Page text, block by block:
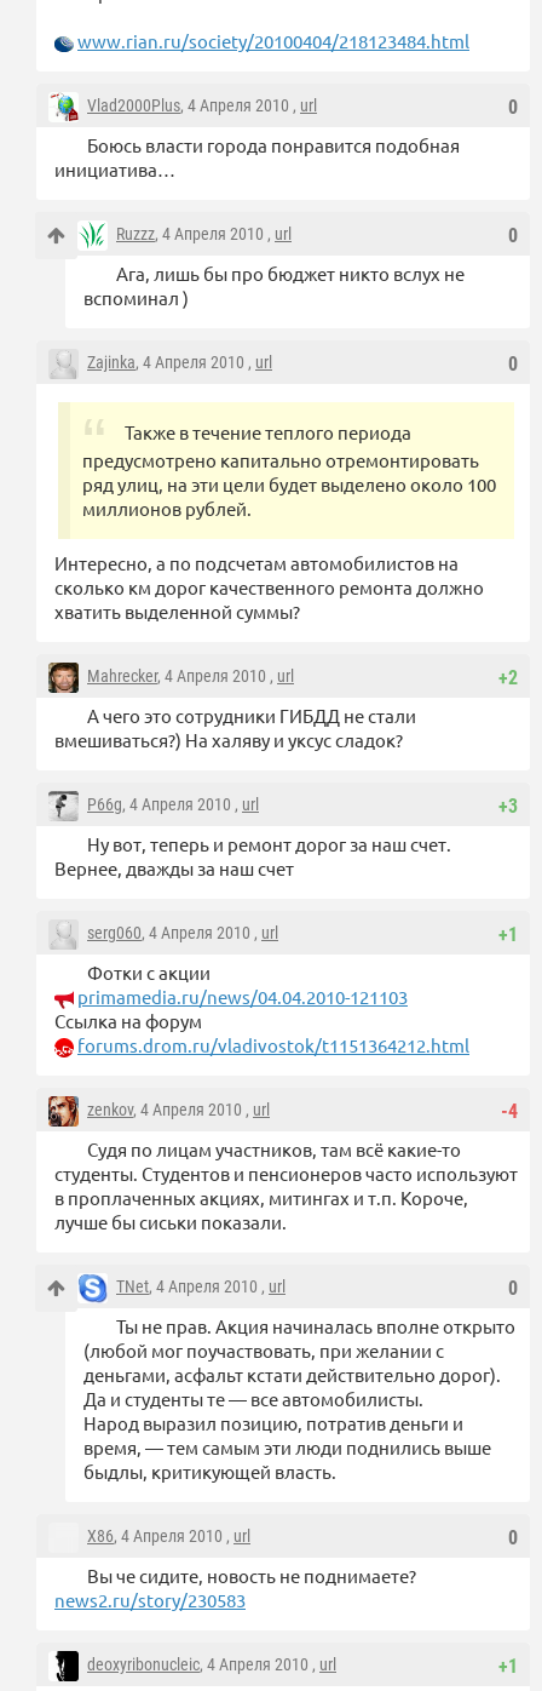
www.rian.ru/society/20100404/218123484.html
0
Vlad2000Plus, 4 Апреля 2010 , url
Боюсь власти города понравится подобная
инициатива…
0
Ruzzz, 4 Апреля 2010 , url
Ага, лишь бы про бюджет никто вслух не
вспоминал )
0
Zajinka, 4 Апреля 2010 , url
Также в течение теплого периода
предусмотрено капитально отремонтировать
ряд улиц, на эти цели будет выделено около 100
миллионов рублей.
Интересно, а по подсчетам автомобилистов на
сколько км дорог качественного ремонта должно
хватить выделенной суммы?
+2
Mahrecker, 4 Апреля 2010 , url
А чего это сотрудники ГИБДД не стали
вмешиваться?) На халяву и уксус сладок?
+3
P66g, 4 Апреля 2010 , url
Ну вот, теперь и ремонт дорог за наш счет.
Вернее, дважды за наш счет
+1
serg060, 4 Апреля 2010 , url
Фотки с акции
primamedia.ru/news/04.04.2010-121103
Ссылка на форум
forums.drom.ru/vladivostok/t1151364212.html
-4
zenkov, 4 Апреля 2010 , url
Судя по лицам участников, там всё какие-то
студенты. Студентов и пенсионеров часто используют
в проплаченных акциях, митингах и т.п. Короче,
лучше бы сиськи показали.
0
TNet, 4 Апреля 2010 , url
Ты не прав. Акция начиналась вполне открыто
(любой мог поучаствовать, при желании с
деньгами, асфальт кстати действительно дорог).
Да и студенты те — все автомобилисты.
Народ выразил позицию, потратив деньги и
время, — тем самым эти люди поднились выше
быдлы, критикующей власть.
0
X86, 4 Апреля 2010 , url
Вы че сидите, новость не поднимаете?
news2.ru/story/230583
+1
deoxyribonucleic, 4 Апреля 2010 , url